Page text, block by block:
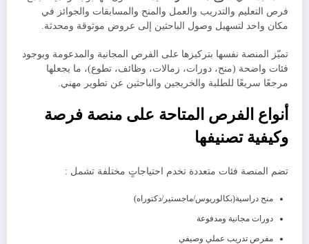
فرص التعليم والتدريب والعمل والمنح والمسابقات والجوائز في
مكان واحد لتسهيل وصول الباحثين إلى عروض موثوقة ومحدثة.
تميّز المنصة نفسها بتركيزها على الفرص المجانية والمدعومة وبوجود
فئات واضحة (منح، دورات، زمالات، وظائف، تطوع)، ما يجعلها
مرجعًا سريعًا للطلبة والخريجين والباحثين عن تطوير مهني.
أنواع الفرص المتاحة على منصة فرصة
وكيفية تصنيفها
تضم المنصة فئات متعددة تخدم احتياجاتٍ مختلفة تشمل :
منح دراسية(بكالوريوس/ماجستير/دكتوراه)
دورات مجانية ومدفوعة
مفرص تدريب عملي وصيفي